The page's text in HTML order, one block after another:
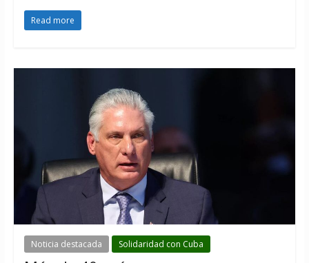
Read more
Noticia destacada Solidaridad con Cuba